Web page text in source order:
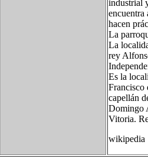
industrial
encuentra
hacen
La
La
rey
Es la
Francisco
capellán
Domingo
Vitoria.
wikipedia